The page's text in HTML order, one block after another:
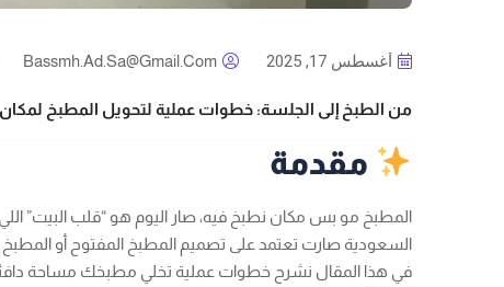
أغسطس 17, 2025 Bassmh.ad.sa@gmail.com
من الطبخ إلى الجلسة: خطوات عملية لتحويل المطبخ لمكان
مقدمة
المطبخ مو بس مكان نطبخ فيه، صار اليوم هو “قلب البيت”
السعودية صارت تعتمد على تصميم المطبخ المفتوح أو
في هذا المقال نشرح خطوات عملية تخلي مطبخك مساحة